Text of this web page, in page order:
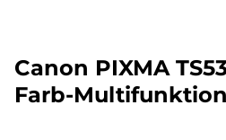
Canon PIXMA
Farb-